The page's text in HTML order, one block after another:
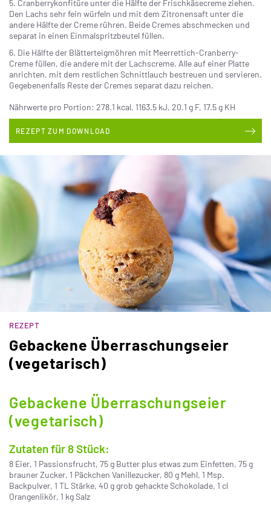
5. Cranberrykonfitüre unter die Hälfte der Frischkäsecreme ziehen.
Den Lachs sehr fein würfeln und mit dem Zitronensaft unter die
andere Hälfte der Creme rühren. Beide Cremes abschmecken und
separat in einen Einmalspritzbeutel füllen.
6. Die Hälfte der Blätterteigmöhren mit Meerrettich-Cranberry-
Creme füllen, die andere mit der Lachscreme. Alle auf einer Platte
anrichten, mit dem restlichen Schnittlauch bestreuen und servieren.
Gegebenenfalls Reste der Cremes separat dazu reichen.
Nährwerte pro Portion: 278.1 kcal, 1163.5 kJ, 20.1 g F, 17.5 g KH
REZEPT ZUM DOWNLOAD
REZEPT
Gebackene Überraschungseier
(vegetarisch)
Gebackene Überraschungseier
(vegetarisch)
Zutaten für 8 Stück:
8 Eier, 1 Passionsfrucht, 75 g Butter plus etwas zum Einfetten, 75 g
brauner Zucker, 1 Päckchen Vanillezucker, 80 g Mehl, 1 Msp.
Backpulver, 1 TL Stärke, 40 g grob gehackte Schokolade, 1 cl
Orangenlikör, 1 kg Salz